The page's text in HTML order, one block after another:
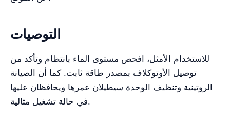
التوصيات
للاستخدام الأمثل، افحص مستوى الماء بانتظام وتأكد من
توصيل الأوتوكلاف بمصدر طاقة ثابت. كما أن الصيانة
الروتينية وتنظيف الوحدة سيطيلان عمرها ويحافظان عليها
في حالة تشغيل مثالية.